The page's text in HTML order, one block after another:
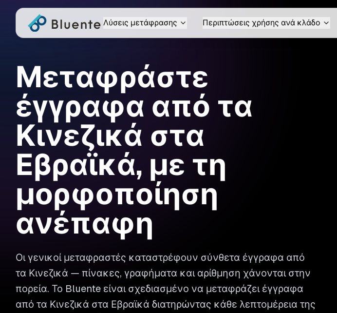
Λύσεις μετάφρασης Περιπτώσεις χρήσης ανά κλάδο
Μεταφράστε
έγγραφα από τα
Κινεζικά στα
Εβραϊκά, με τη
μορφοποίηση
ανέπαφη
Οι γενικοί μεταφραστές καταστρέφουν σύνθετα έγγραφα από
τα Κινεζικά — πίνακες, γραφήματα και αρίθμηση χάνονται στην
πορεία. Το Bluente είναι σχεδιασμένο να μεταφράζει έγγραφα
από τα Κινεζικά στα Εβραϊκά διατηρώντας κάθε λεπτομέρεια της